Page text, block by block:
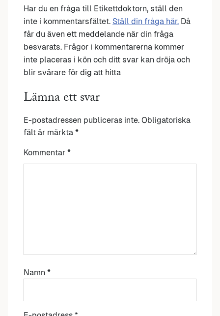
Har du en fråga till Etikettdoktorn, ställ den
inte i kommentarsfältet. Ställ din fråga här. Då
får du även ett meddelande när din fråga
besvarats. Frågor i kommentarerna kommer
inte placeras i kön och ditt svar kan dröja och
blir svårare för dig att hitta
Lämna ett svar
E-postadressen publiceras inte. Obligatoriska
fält är märkta *
Kommentar *
Namn *